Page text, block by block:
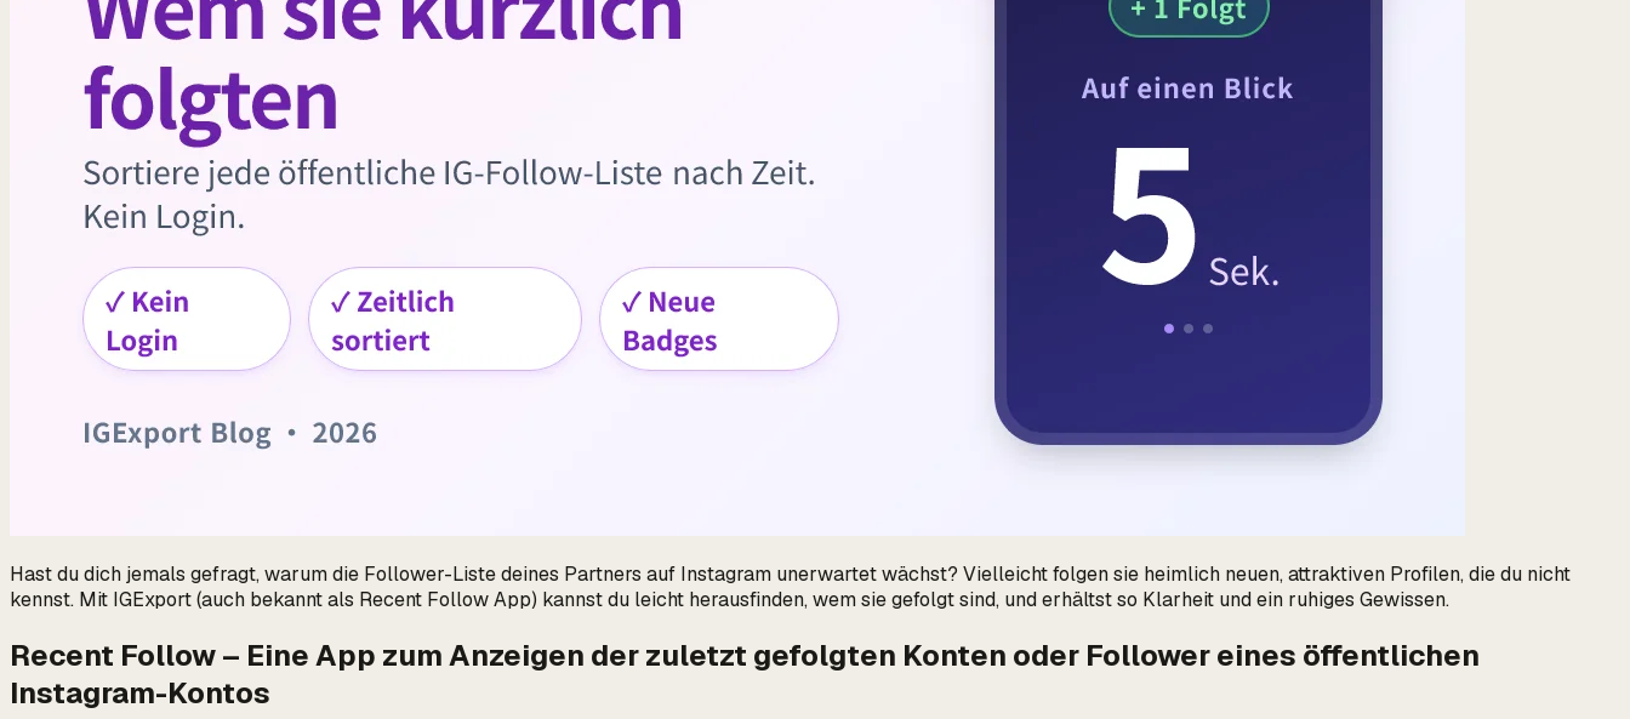
Hast du dich jemals gefragt, warum die Follower-Liste deines Partners auf Instagram unerwartet wächst? Vielleicht folgen sie heimlich neuen, attraktiven Profilen, die du nicht
kennst. Mit IGExport (auch bekannt als Recent Follow App) kannst du leicht herausfinden, wem sie gefolgt sind, und erhältst so Klarheit und ein ruhiges Gewissen.
Recent Follow – Eine App zum Anzeigen der zuletzt gefolgten Konten oder Follower eines öffentlichen
Instagram-Kontos